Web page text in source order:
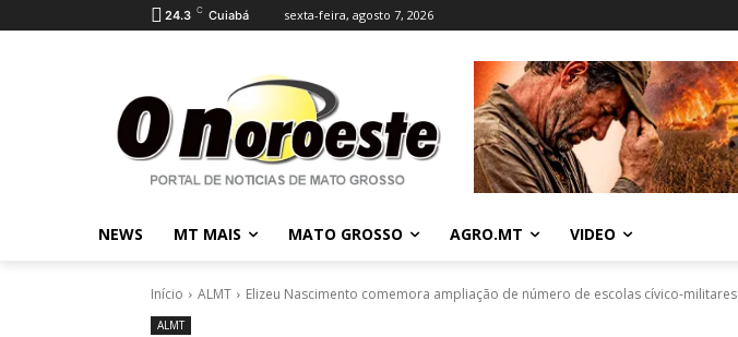
24.3 C Cuiabá sexta-feira, agosto 7, 2026
NEWS MT MAIS MATO GROSSO AGRO.MT VIDEO
Início ALMT Elizeu Nascimento comemora ampliação de número de escolas cívico-militares
ALMT